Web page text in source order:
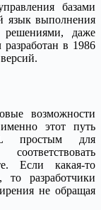
базами
язык выполнения
решениями, даже
в 1986
возможности
этот путь
простым для
Если какая-то
то разработчики
не обращая